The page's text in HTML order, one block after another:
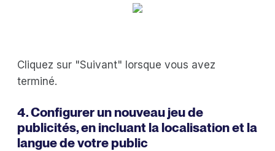
Cliquez sur "Suivant" lorsque vous avez
terminé.
4. Configurer un nouveau jeu de
publicités, en incluant la localisation et la
langue de votre public